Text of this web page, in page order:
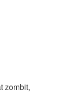
zombit,